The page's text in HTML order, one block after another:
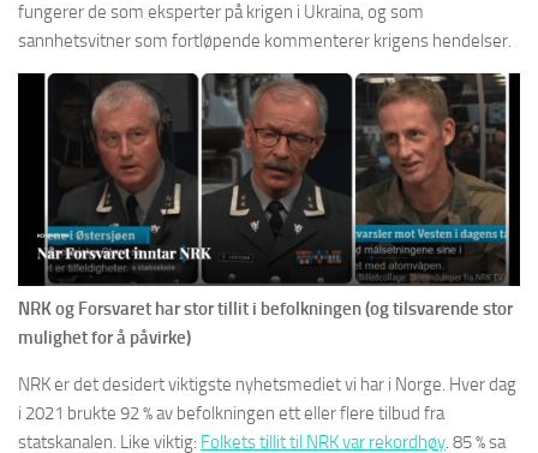
fungerer de som eksperter på krigen i Ukraina, og som
sannhetsvitner som fortløpende kommenterer krigens hendelser.
NRK og Forsvaret har stor tillit i befolkningen (og tilsvarende stor
mulighet for å påvirke)
NRK er det desidert viktigste nyhetsmediet vi har i Norge. Hver dag
i 2021 brukte 92 % av befolkningen ett eller flere tilbud fra
statskanalen. Like viktig: Folkets tillit til NRK var rekordhøy. 85 % sa